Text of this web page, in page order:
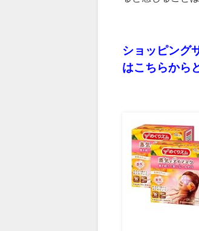
ショッピング
はこちらから